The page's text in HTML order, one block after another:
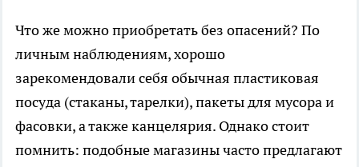
Что же можно приобретать без опасений? По
личным наблюдениям, хорошо
зарекомендовали себя обычная пластиковая
посуда (стаканы, тарелки), пакеты для мусора и
фасовки, а также канцелярия. Однако стоит
помнить: подобные магазины часто предлагают